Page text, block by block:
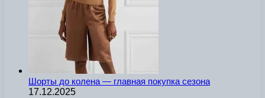
Шорты до колена — главная покупка сезона
17.12.2025